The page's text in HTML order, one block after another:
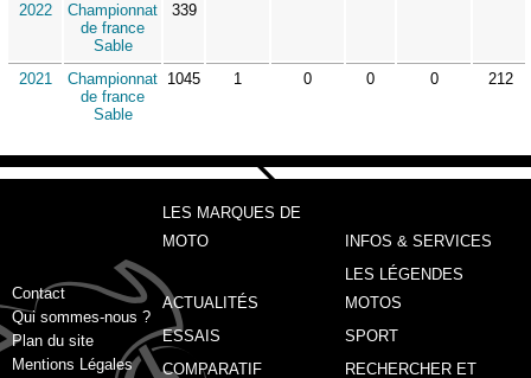
2022
Championnat
de france
Sable
339
2021
Championnat
de france
Sable
1045 1 0 0 0 212
Contact
Qui sommes-nous ?
Plan du site
Mentions Légales
LES MARQUES DE
MOTO
INFOS & SERVICES
ACTUALITÉS
LES LÉGENDES
MOTOS
ESSAIS
SPORT
COMPARATIF
RECHERCHER ET